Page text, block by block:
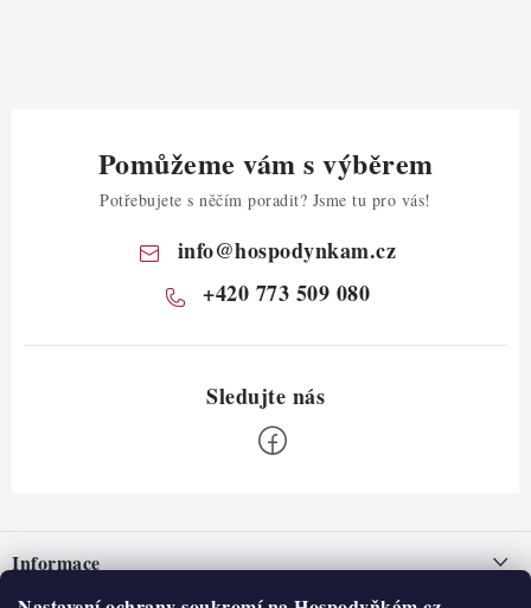
Pomůžeme vám s výběrem
Potřebujete s něčím poradit? Jsme tu pro vás!
info@hospodynkam.cz
+420 773 509 080
pInformace